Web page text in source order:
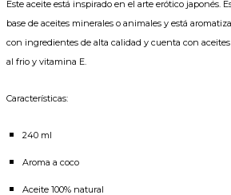
Este aceite está inspirado en el arte erótico japonés.
base de aceites minerales o animales y está
con ingredientes de alta calidad y cuenta con aceites
al frio y vitamina E.
Características:
240 ml
Aroma a coco
Aceite 100% natural